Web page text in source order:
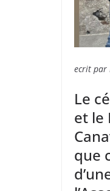
ecrit par
Le
et le
que